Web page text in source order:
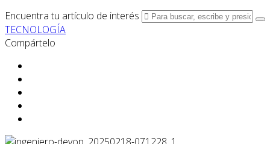
Encuentra tu artículo de interés
TECNOLOGÍA
Compártelo